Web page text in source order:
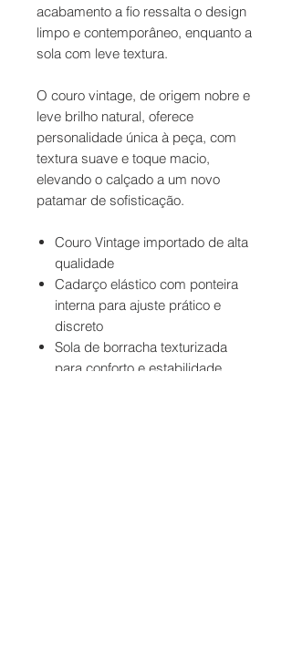
acabamento a fio ressalta o design
limpo e contemporâneo, enquanto a
sola com leve textura.
O couro vintage, de origem nobre e
leve brilho natural, oferece
personalidade única à peça, com
textura suave e toque macio,
elevando o calçado a um novo
patamar de sofisticação.
Couro Vintage importado de alta
qualidade
Cadarço elástico com ponteira
interna para ajuste prático e
discreto
Sola de borracha texturizada
para conforto e estabilidade